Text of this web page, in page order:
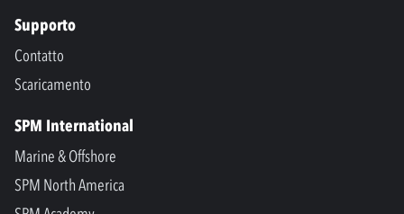
Supporto
Contatto
Scaricamento
SPM International
Marine & Offshore
SPM North America